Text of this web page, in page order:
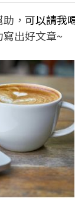
， 可以請我
出好文章~